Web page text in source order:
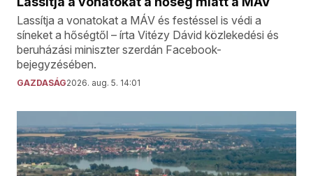
Lassítja a vonatokat a MÁV és festéssel is védi a
síneket a hőségtől – írta Vitézy Dávid közlekedési és
beruházási miniszter szerdán Facebook-
bejegyzésében.
GAZDASÁG2026. aug. 5. 14:01